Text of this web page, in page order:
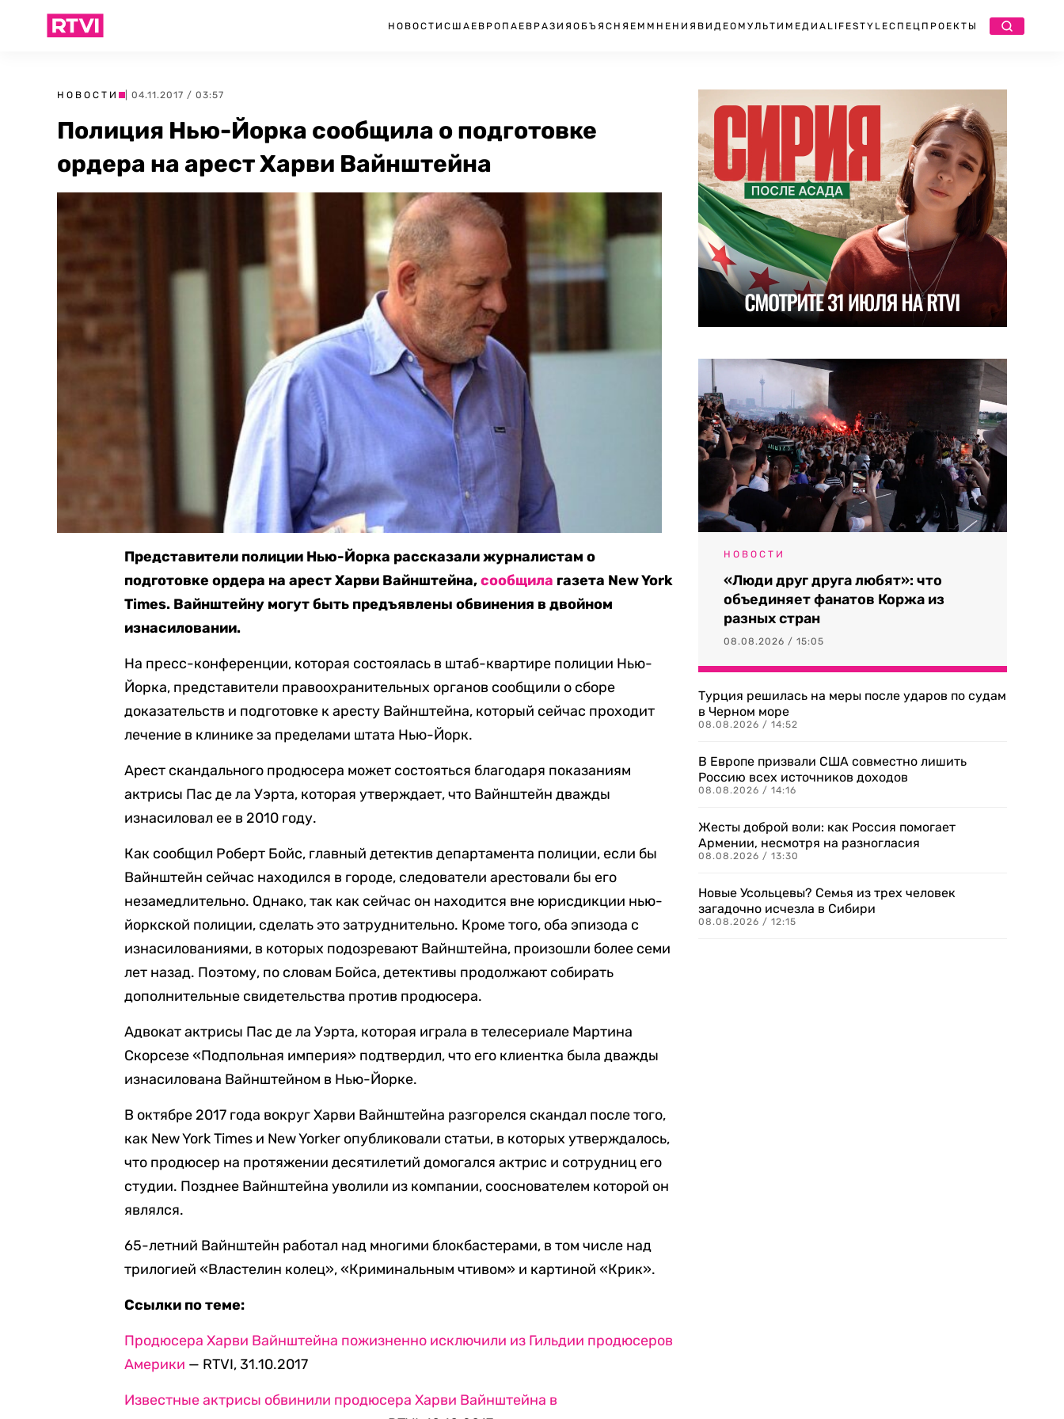
НОВОСТИ США ЕВРОПА ЕВРАЗИЯ ОБЪЯСНЯЕМ МНЕНИЯ ВИДЕО МУЛЬТИМЕДИА LIFESTYLEСПЕЦПРОЕКТЫ
НОВОСТИ | 04.11.2017 / 03:57
Полиция Нью-Йорка сообщила о подготовке
ордера на арест Харви Вайнштейна
Представители полиции Нью-Йорка рассказали журналистам о
подготовке ордера на арест Харви Вайнштейна,сообщила газета New York
Times. Вайнштейну могут быть предъявлены обвинения в двойном
изнасиловании.
На пресс-конференции, которая состоялась в штаб-квартире полиции Нью-
Йорка, представители правоохранительных органов сообщили о сборе
доказательств и подготовке к аресту Вайнштейна, который сейчас проходит
лечение в клинике за пределами штата Нью-Йорк.
Арест скандального продюсера может состояться благодаря показаниям
актрисы Пас де ла Уэрта, которая утверждает, что Вайнштейн дважды
изнасиловал ее в 2010 году.
Как сообщил Роберт Бойс, главный детектив департамента полиции, если бы
Вайнштейн сейчас находился в городе, следователи арестовали бы его
незамедлительно. Однако, так как сейчас он находится вне юрисдикции нью-
йоркской полиции, сделать это затруднительно. Кроме того, оба эпизода с
изнасилованиями, в которых подозревают Вайнштейна, произошли более семи
лет назад. Поэтому, по словам Бойса, детективы продолжают собирать
дополнительные свидетельства против продюсера.
Адвокат актрисы Пас де ла Уэрта, которая играла в телесериале Мартина
Скорсезе «Подпольная империя» подтвердил, что его клиентка была дважды
изнасилована Вайнштейном в Нью-Йорке.
В октябре 2017 года вокруг Харви Вайнштейна разгорелся скандал после того,
как New York Times и New Yorker опубликовали статьи, в которых утверждалось,
что продюсер на протяжении десятилетий домогался актрис и сотрудниц его
студии. Позднее Вайнштейна уволили из компании, сооснователем которой он
являлся.
65-летний Вайнштейн работал над многими блокбастерами, в том числе над
трилогией «Властелин колец», «Криминальным чтивом» и картиной «Крик».
Ссылки по теме:
Продюсера Харви Вайнштейна пожизненно исключили из Гильдии продюсеров
Америки — RTVI, 31.10.2017
Известные актрисы обвинили продюсера Харви Вайнштейна в
НОВОСТИ
«Люди друг друга любят»: что
объединяет фанатов Коржа из
разных стран
08.08.2026 / 15:05
Турция решилась на меры после ударов по судам
в Черном море
08.08.2026 / 14:52
В Европе призвали США совместно лишить
Россию всех источников доходов
08.08.2026 / 14:16
Жесты доброй воли: как Россия помогает
Армении, несмотря на разногласия
08.08.2026 / 13:30
Новые Усольцевы? Семья из трех человек
загадочно исчезла в Сибири
08.08.2026 / 12:15